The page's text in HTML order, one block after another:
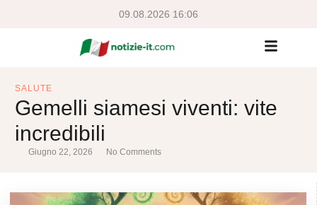
09.08.2026 16:06
SALUTE
Gemelli siamesi viventi: vite
incredibili
Giugno 22, 2026 No Comments